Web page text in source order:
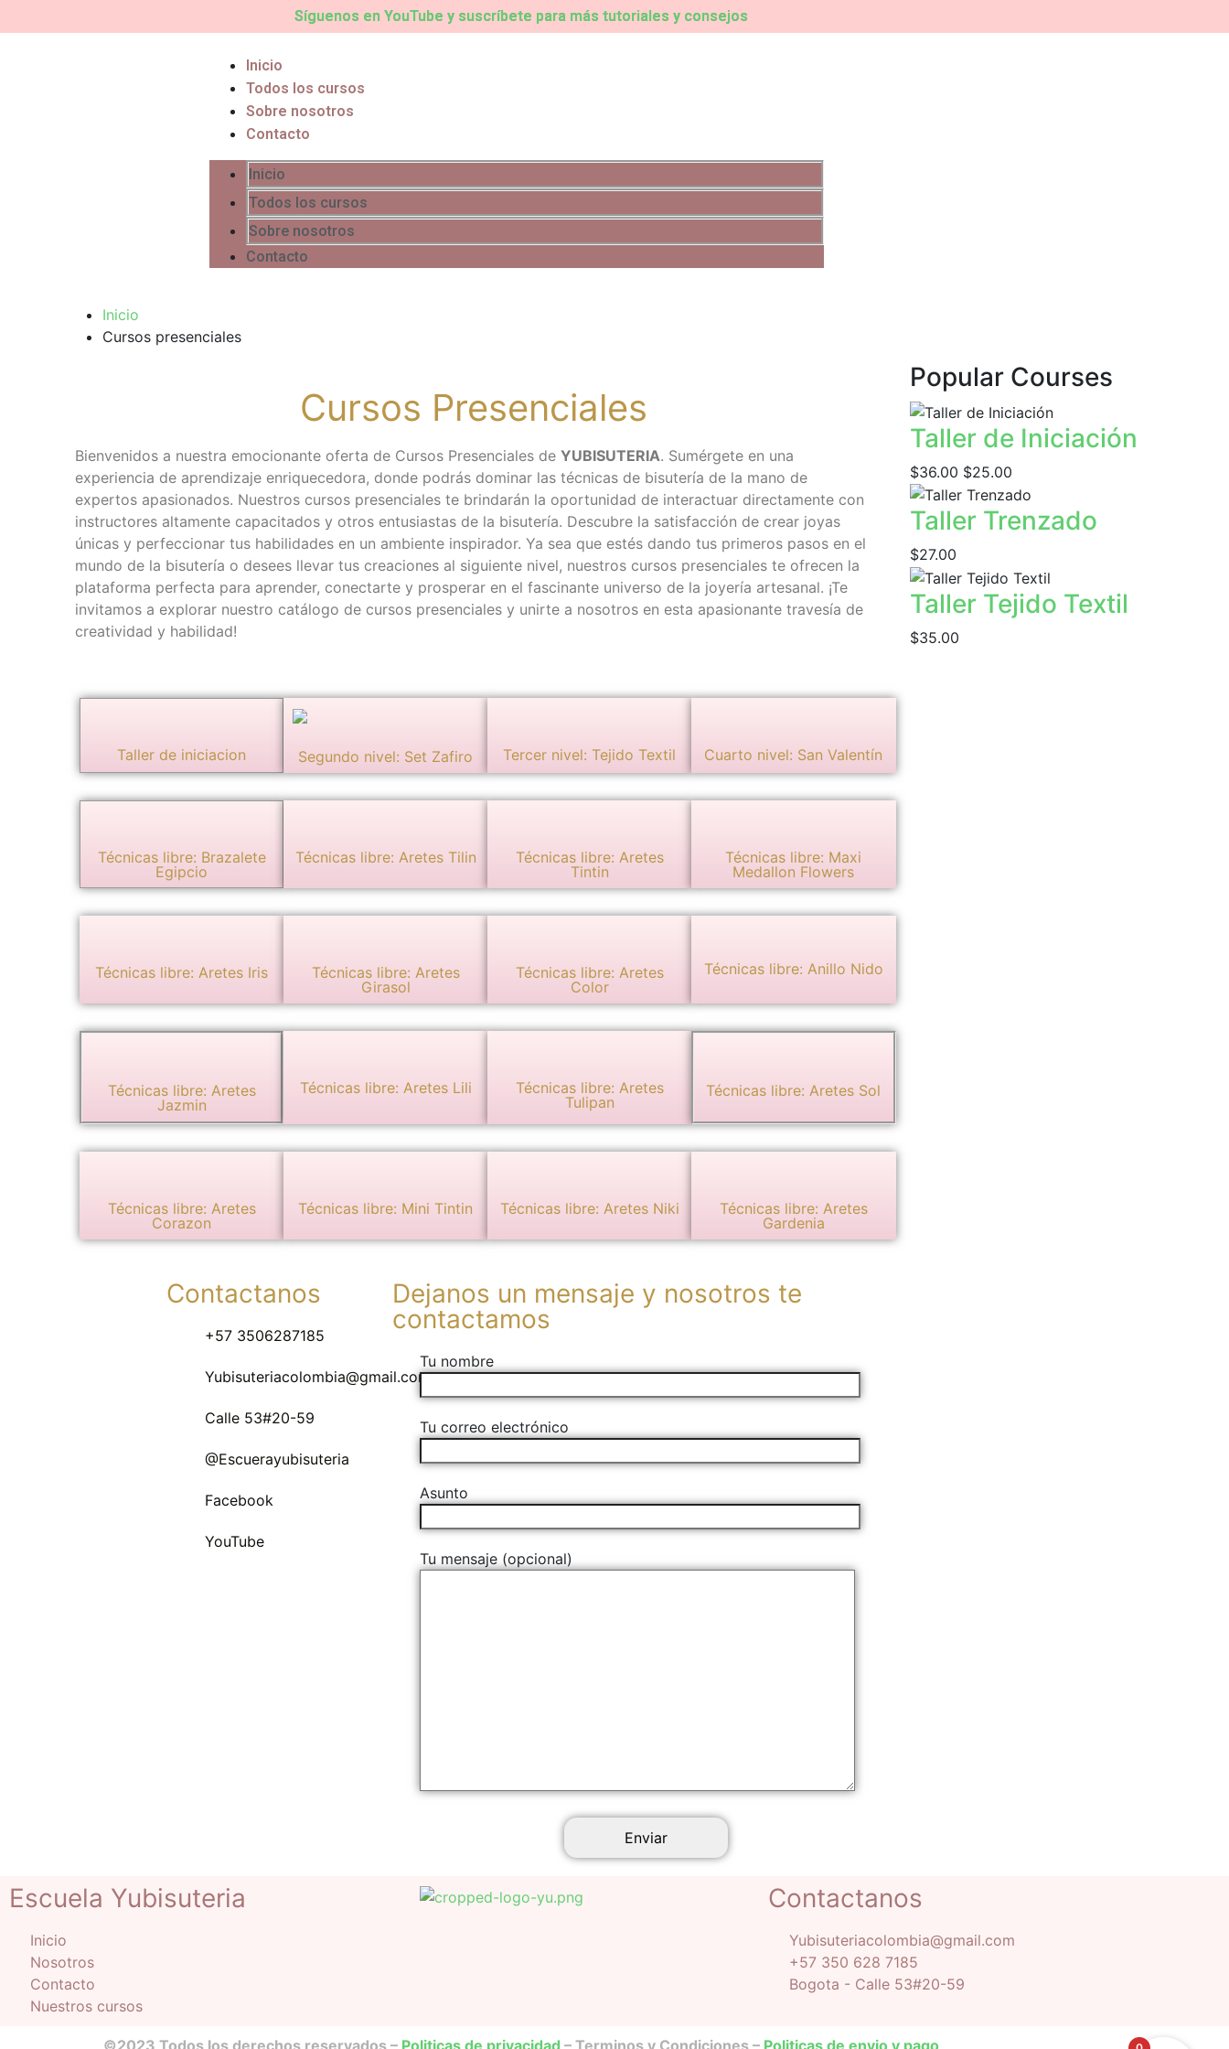
Síguenos en YouTube y suscríbete para más tutoriales y consejos
Inicio
Todos los cursos
Sobre nosotros
Contacto
Inicio
Todos los cursos
Sobre nosotros
Contacto
Inicio
Cursos presenciales
Cursos Presenciales
Bienvenidos a nuestra emocionante oferta de Cursos Presenciales de YUBISUTERIA. Sumérgete en una
experiencia de aprendizaje enriquecedora, donde podrás dominar las técnicas de bisutería de la mano de
expertos apasionados. Nuestros cursos presenciales te brindarán la oportunidad de interactuar directamente con
instructores altamente capacitados y otros entusiastas de la bisutería. Descubre la satisfacción de crear joyas
únicas y perfeccionar tus habilidades en un ambiente inspirador. Ya sea que estés dando tus primeros pasos en el
mundo de la bisutería o desees llevar tus creaciones al siguiente nivel, nuestros cursos presenciales te ofrecen la
plataforma perfecta para aprender, conectarte y prosperar en el fascinante universo de la joyería artesanal. ¡Te
invitamos a explorar nuestro catálogo de cursos presenciales y unirte a nosotros en esta apasionante travesía de
creatividad y habilidad!
Taller de iniciacion Segundo nivel: Set Zafiro Tercer nivel: Tejido Textil Cuarto nivel: San Valentín
Técnicas libre: Brazalete
Egipcio
Técnicas libre: Aretes Tilin
Técnicas libre: Aretes
Tintin
Técnicas libre: Maxi
Medallon Flowers
Técnicas libre: Aretes Iris
Técnicas libre: Aretes
Girasol
Técnicas libre: Aretes
Color
Técnicas libre: Anillo Nido
Técnicas libre: Aretes
Jazmin
Técnicas libre: Aretes Lili
Técnicas libre: Aretes
Tulipan
Técnicas libre: Aretes Sol
Técnicas libre: Aretes
Corazon
Técnicas libre: Mini Tintin Técnicas libre: Aretes Niki
Técnicas libre: Aretes
Gardenia
Contactanos
+57 3506287185
Yubisuteriacolombia@gmail.com
Calle 53#20-59
@Escuerayubisuteria
Facebook
YouTube
Dejanos un mensaje y nosotros te
contactamos
Tu nombre
Tu correo electrónico
Asunto
Tu mensaje (opcional)
Popular Courses
Taller de Iniciación
$36.00 $25.00
Taller Trenzado
$27.00
Taller Tejido Textil
$35.00
Escuela Yubisuteria
Inicio
Nosotros
Contacto
Nuestros cursos
Contactanos
Yubisuteriacolombia@gmail.com
+57 350 628 7185
Bogota - Calle 53#20-59
©2023 Todos los derechos reservados – Politicas de privacidad – Terminos y Condiciones – Politicas de envio y pago